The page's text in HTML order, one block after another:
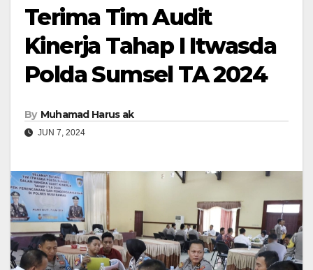
Terima Tim Audit
Kinerja Tahap I Itwasda
Polda Sumsel TA 2024
By Muhamad Harus ak
JUN 7, 2024